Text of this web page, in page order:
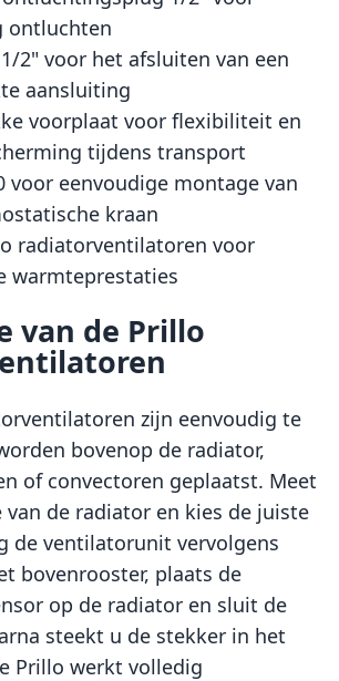
ontluchten
2" voor het afsluiten van een
aansluiting
voorplaat voor flexibiliteit en
tijdens transport
voor eenvoudige montage van
kraan
radiatorventilatoren voor
warmteprestaties
van de Prillo
zijn eenvoudig te
bovenop de radiator,
of convectoren geplaatst. Meet
van de radiator en kies de juiste
de ventilatorunit vervolgens
bovenrooster, plaats de
op de radiator en sluit de
steekt u de stekker in het
Prillo werkt volledig